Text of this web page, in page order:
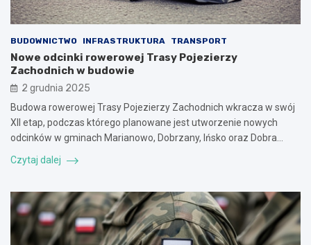
BUDOWNICTWO INFRASTRUKTURA TRANSPORT
Nowe odcinki rowerowej Trasy Pojezierzy
Zachodnich w budowie
2 grudnia 2025
Budowa rowerowej Trasy Pojezierzy Zachodnich wkracza w swój
XII etap, podczas którego planowane jest utworzenie nowych
odcinków w gminach Marianowo, Dobrzany, Ińsko oraz Dobra…
Czytaj dalej